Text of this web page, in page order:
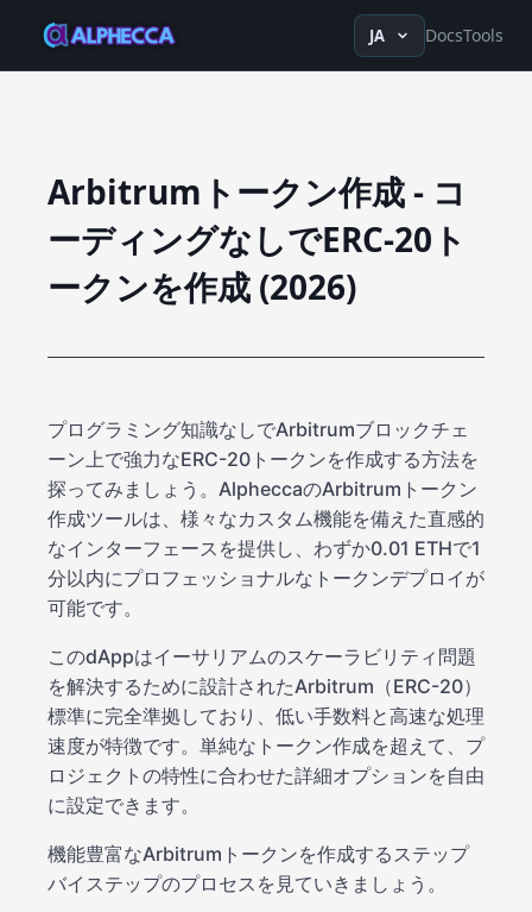
enru fr ko detrzh-Hans
JA DocsTools
Arbitrumトークン作成 - コ
ーディングなしでERC-20ト
ークンを作成 (2026)
プログラミング知識なしでArbitrumブロックチェ
ーン上で強力なERC-20トークンを作成する方法を
探ってみましょう。AlpheccaのArbitrumトークン
作成ツールは、様々なカスタム機能を備えた直感的
なインターフェースを提供し、わずか0.01 ETHで1
分以内にプロフェッショナルなトークンデプロイが
可能です。
このdAppはイーサリアムのスケーラビリティ問題
を解決するために設計されたArbitrum（ERC-20）
標準に完全準拠しており、低い手数料と高速な処理
速度が特徴です。単純なトークン作成を超えて、プ
ロジェクトの特性に合わせた詳細オプションを自由
に設定できます。
機能豊富なArbitrumトークンを作成するステップ
バイステップのプロセスを見ていきましょう。